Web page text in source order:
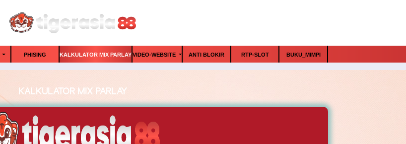
PHISING KALKULATOR MIX PARLAYVIDEO-WEBSITE ANTI BLOKIR RTP-SLOT BUKU_MIMPI
KALKULATOR MIX PARLAY